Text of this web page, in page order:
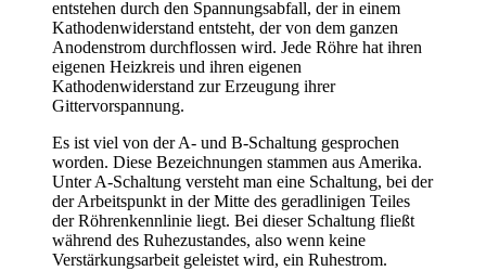
entstehen durch den Spannungsabfall, der in einem
Kathodenwiderstand entsteht, der von dem ganzen
Anodenstrom durchflossen wird. Jede Röhre hat ihren
eigenen Heizkreis und ihren eigenen
Kathodenwiderstand zur Erzeugung ihrer
Gittervorspannung.
Es ist viel von der A- und B-Schaltung gesprochen
worden. Diese Bezeichnungen stammen aus Amerika.
Unter A-Schaltung versteht man eine Schaltung, bei der
der Arbeitspunkt in der Mitte des geradlinigen Teiles
der Röhrenkennlinie liegt. Bei dieser Schaltung fließt
während des Ruhezustandes, also wenn keine
Verstärkungsarbeit geleistet wird, ein Ruhestrom.